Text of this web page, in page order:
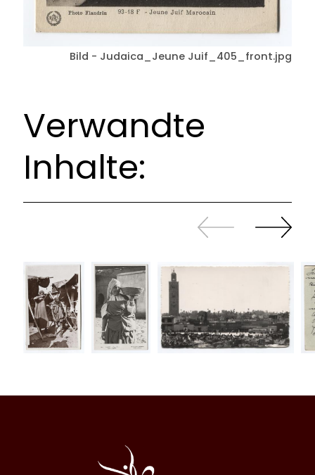
Bild - Judaica_Jeune Juif_405_front.jpg
Verwandte
Inhalte:
Zurück
sliden
Weiter
sliden
Halqa